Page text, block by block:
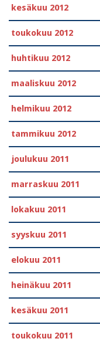
kesäkuu 2012
toukokuu 2012
huhtikuu 2012
maaliskuu 2012
helmikuu 2012
tammikuu 2012
joulukuu 2011
marraskuu 2011
lokakuu 2011
syyskuu 2011
elokuu 2011
heinäkuu 2011
kesäkuu 2011
toukokuu 2011